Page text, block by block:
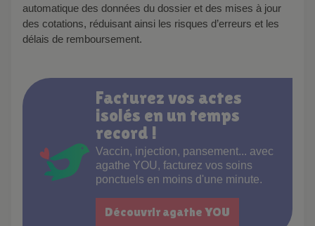
automatique des données du dossier et des mises à jour
des cotations, réduisant ainsi les risques d’erreurs et les
délais de remboursement.
Facturez vos actes
isolés en un temps
record !
Vaccin, injection, pansement... avec
agathe YOU, facturez vos soins
ponctuels en moins d'une minute.
Découvrir agathe YOU